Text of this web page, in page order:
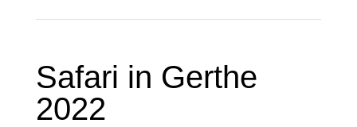
Safari in Gerthe
2022